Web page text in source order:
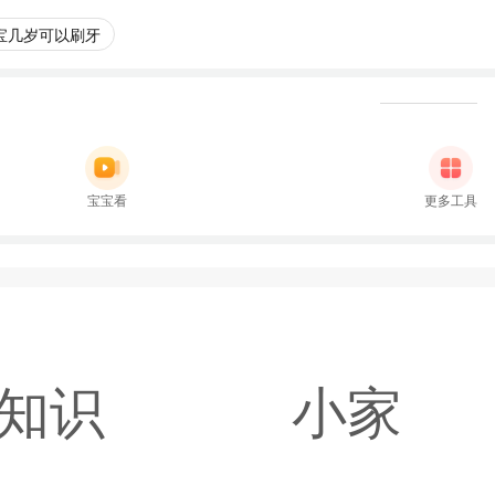
几岁可以刷牙
宝宝看 更多工具
识 小家